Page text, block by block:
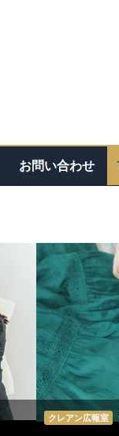
お問い合わせ
クレアン広報室